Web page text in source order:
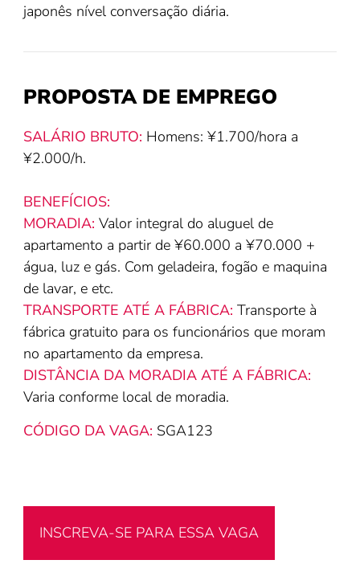
japonês nível conversação diária.
PROPOSTA DE EMPREGO
SALÁRIO BRUTO: Homens: ¥1.700/hora a
¥2.000/h.
BENEFÍCIOS:
MORADIA: Valor integral do aluguel de
apartamento a partir de ¥60.000 a ¥70.000 +
água, luz e gás. Com geladeira, fogão e maquina
de lavar, e etc.
TRANSPORTE ATÉ A FÁBRICA: Transporte à
fábrica gratuito para os funcionários que moram
no apartamento da empresa.
DISTÂNCIA DA MORADIA ATÉ A FÁBRICA:
Varia conforme local de moradia.
CÓDIGO DA VAGA: SGA123
INSCREVA-SE PARA ESSA VAGA